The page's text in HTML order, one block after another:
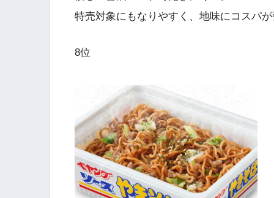
特売対象にもなりやすく、地味にコスパ
8位